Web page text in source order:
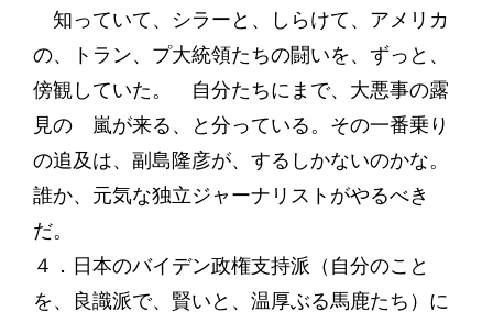
知っていて、シラーと、しらけて、アメリカ
の、トラン、プ大統領たちの闘いを、ずっと、
傍観していた。 自分たちにまで、大悪事の露
見の 嵐が来る、と分っている。その一番乗り
の追及は、副島隆彦が、するしかないのかな。
誰か、元気な独立ジャーナリストがやるべき
だ。
４．日本のバイデン政権支持派（自分のこと
を、良識派で、賢いと、温厚ぶる馬鹿たち）に